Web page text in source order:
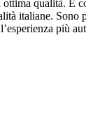
ottima qualità. È
italiane. Sono
più